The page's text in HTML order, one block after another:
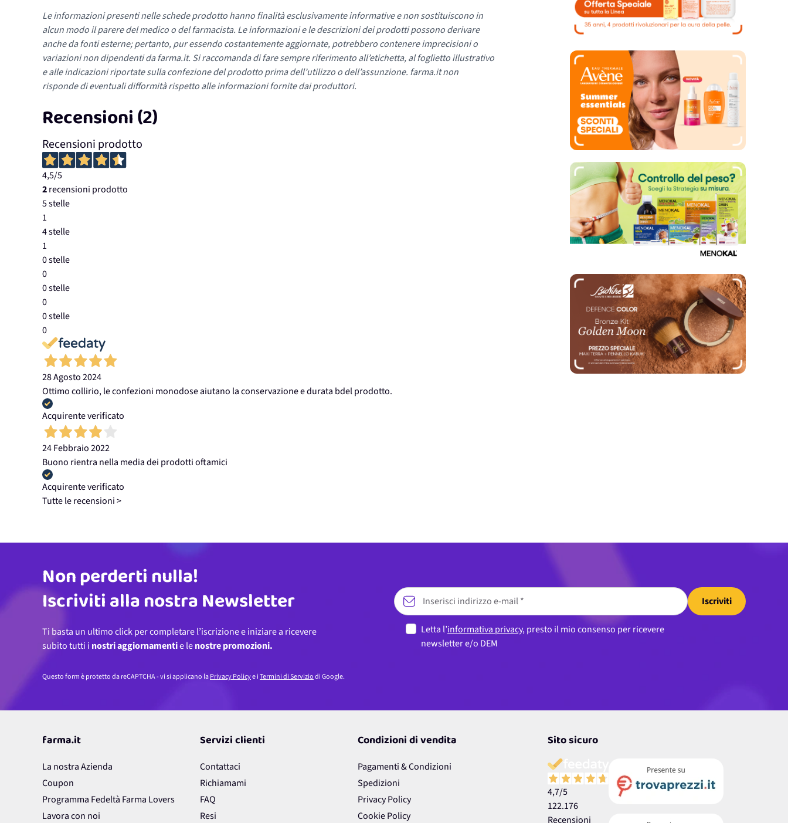
Le informazioni presenti nelle schede prodotto hanno finalità esclusivamente informative e non sostituiscono in
alcun modo il parere del medico o del farmacista. Le informazioni e le descrizioni dei prodotti possono derivare
anche da fonti esterne; pertanto, pur essendo costantemente aggiornate, potrebbero contenere imprecisioni o
variazioni non dipendenti da farma.it. Si raccomanda di fare sempre riferimento all’etichetta, al foglietto illustrativo
e alle indicazioni riportate sulla confezione del prodotto prima dell’utilizzo o dell’assunzione. farma.it non
risponde di eventuali difformità rispetto alle informazioni fornite dai produttori.
Recensioni (2)
Recensioni prodotto
4,5/5
2recensioni prodotto
5 stelle
1
4 stelle
1
0 stelle
0
0 stelle
0
0 stelle
0
28 Agosto 2024
Ottimo collirio, le confezioni monodose aiutano la conservazione e durata bdel prodotto.
Acquirente verificato
24 Febbraio 2022
Buono rientra nella media dei prodotti oftamici
Acquirente verificato
Tutte le recensioni >
Indirizzo email
Non perderti nulla!
Iscriviti alla nostra Newsletter
Ti basta un ultimo click per completare l’iscrizione e iniziare a ricevere
subito tutti i nostri aggiornamentie lenostre promozioni.
Iscriviti
Letta l’informativa privacy, presto il mio consenso per ricevere
newsletter e/o DEM
Questo form è protetto da reCAPTCHA - vi si applicano laPrivacy Policye iTermini di Serviziodi Google.
farma.it
La nostra Azienda
Coupon
Programma Fedeltà Farma Lovers
Lavora con noi
Servizi clienti
Contattaci
Richiamami
FAQ
Resi
Condizioni di vendita
Pagamenti & Condizioni
Spedizioni
Privacy Policy
Cookie Policy
Sito sicuro
4,7/5
122.176
Recensioni